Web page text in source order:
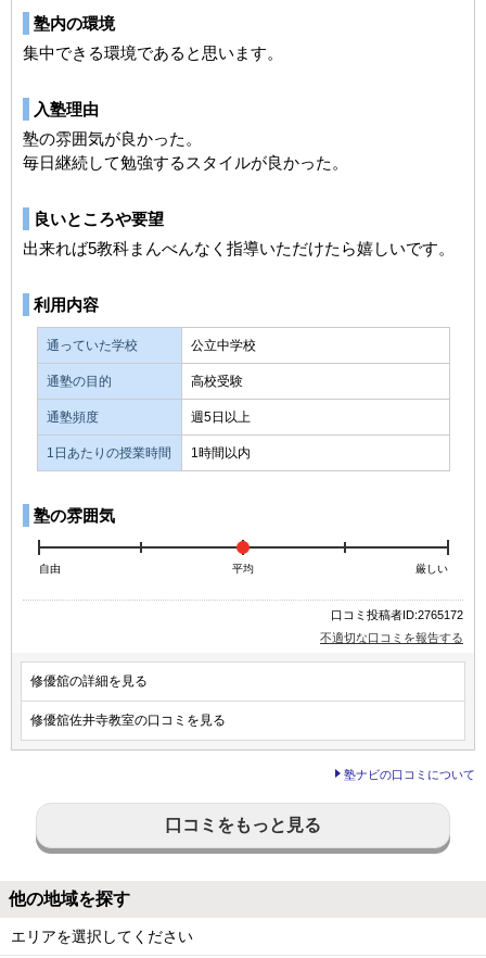
塾内の環境
集中できる環境であると思います。
入塾理由
塾の雰囲気が良かった。
毎日継続して勉強するスタイルが良かった。
良いところや要望
出来れば5教科まんべんなく指導いただけたら嬉しいです。
利用内容
通っていた学校 公立中学校
通塾の目的 高校受験
通塾頻度 週5日以上
1日あたりの授業時間 1時間以内
塾の雰囲気
自由 平均 厳しい
口コミ投稿者ID:2765172
不適切な口コミを報告する
修優舘の詳細を見る
修優舘佐井寺教室の口コミを見る
塾ナビの口コミについて
口コミをもっと見る
他の地域を探す
エリアを選択してください